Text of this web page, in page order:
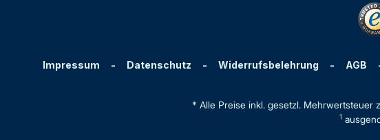
Impressum - Datenschutz - Widerrufsbelehrung - AGB
* Alle Preise inkl. gesetzl. Mehrwertsteuer
1